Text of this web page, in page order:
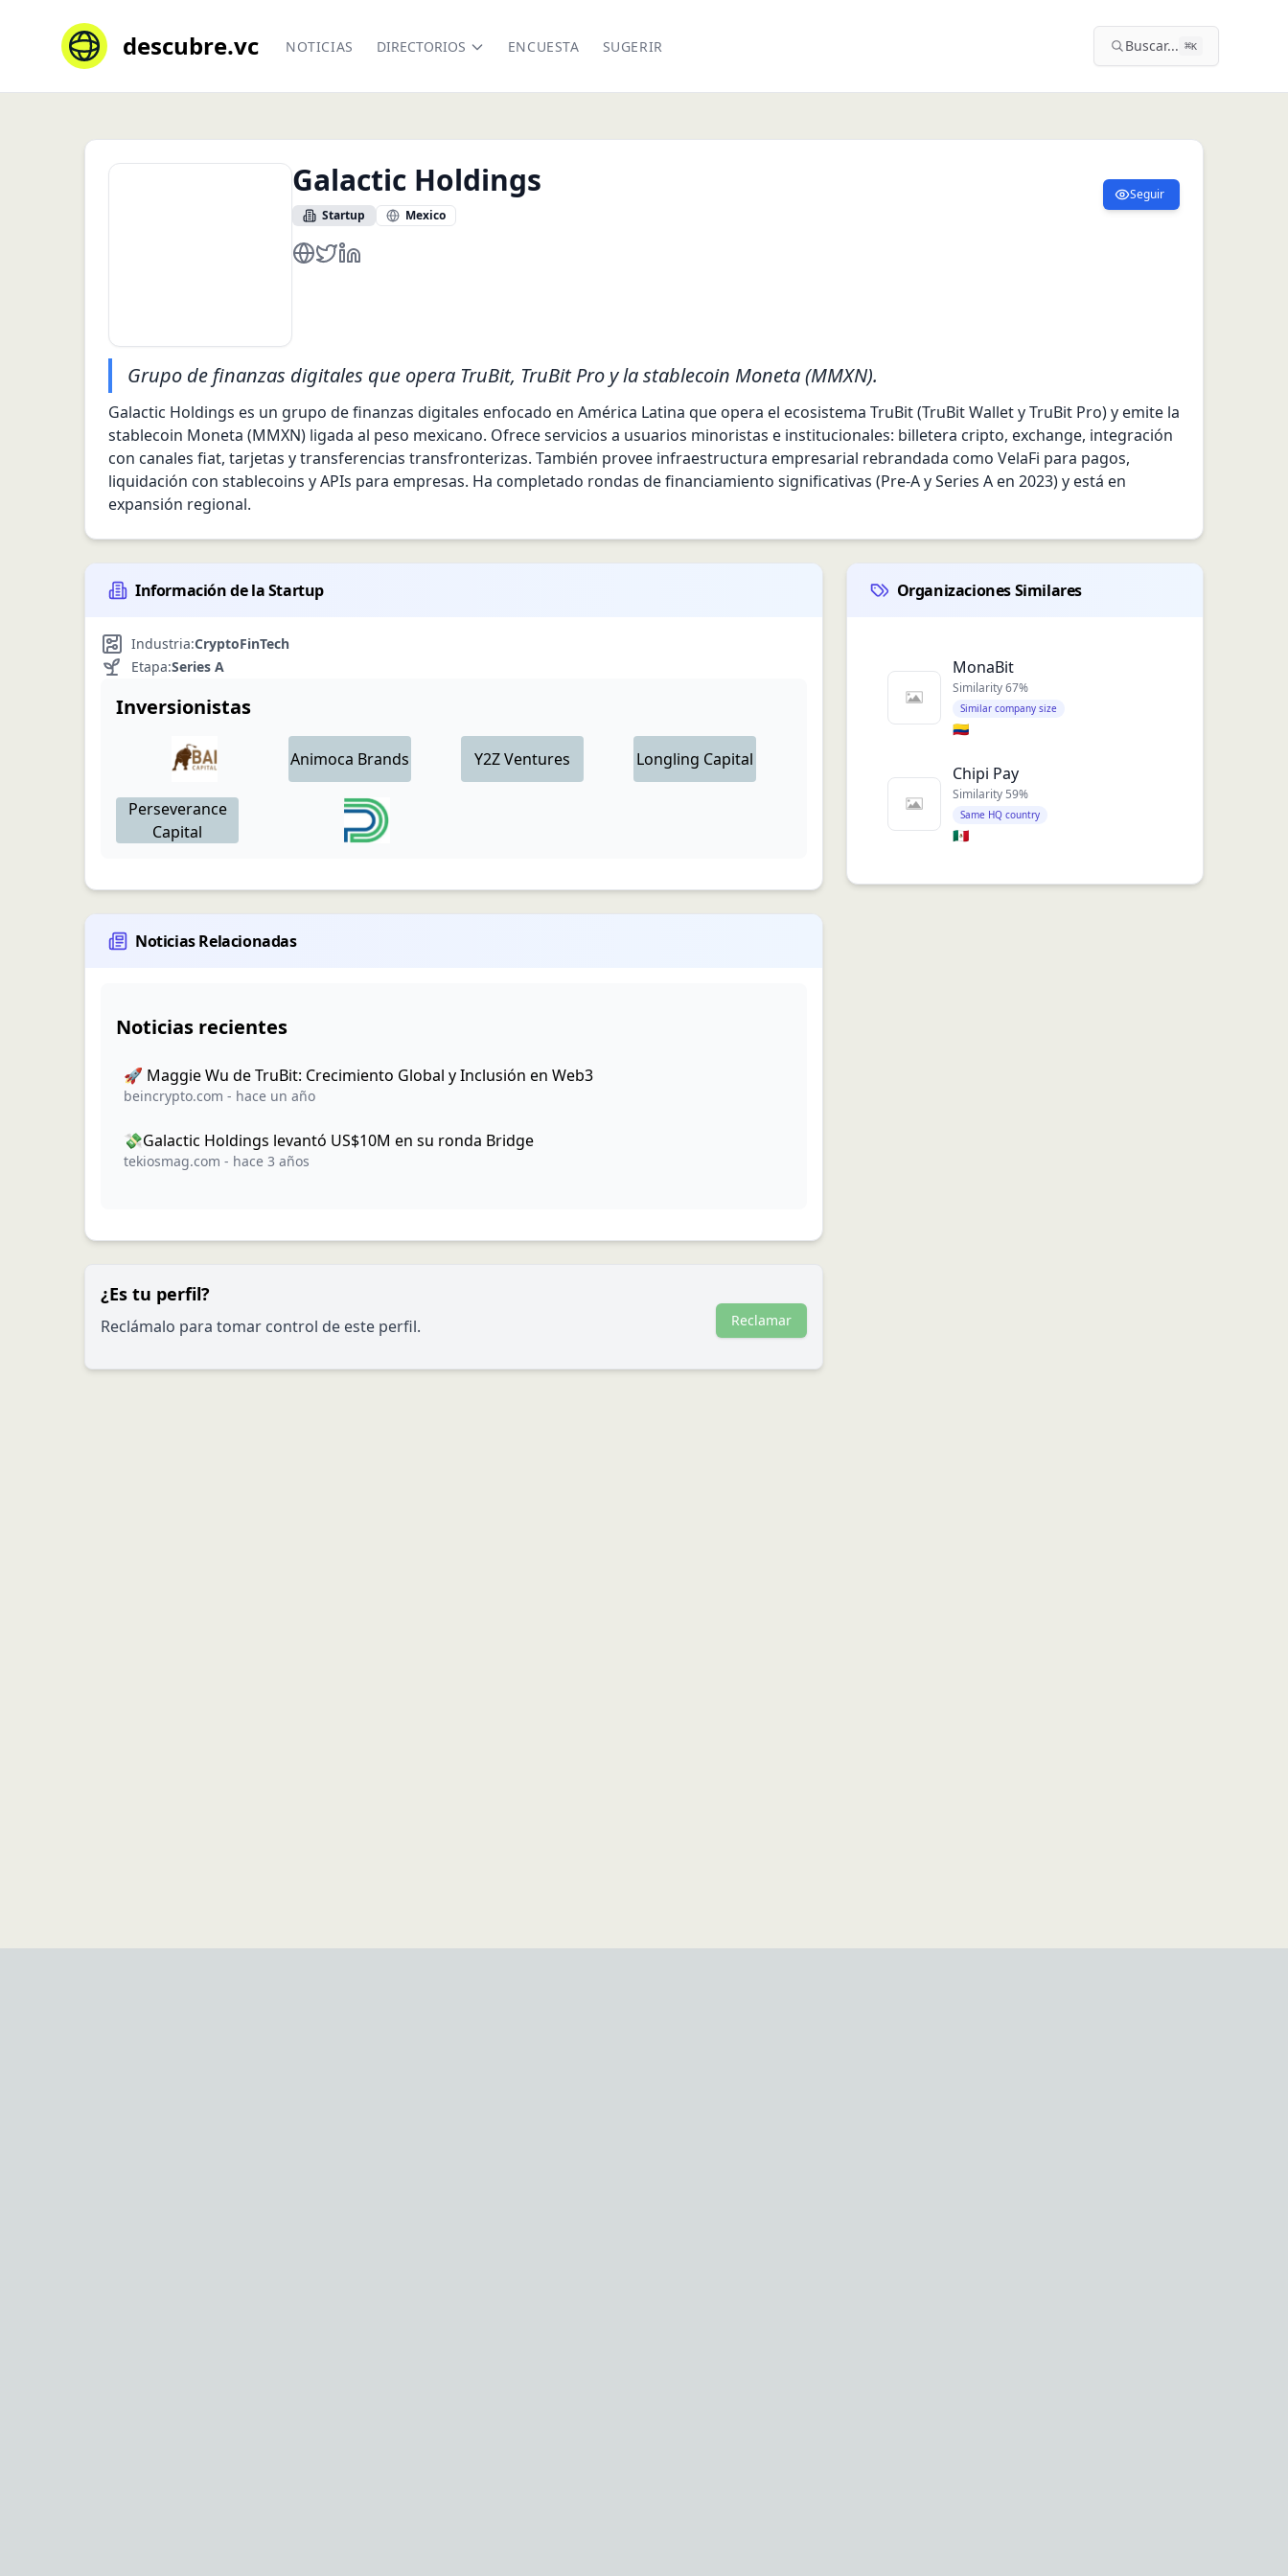
descubre.vc NOTICIAS DIRECTORIOS ENCUESTA SUGERIR Buscar... ⌘K
Galactic Holdings
Startup Mexico
Seguir
https://galacticblock.com/
https://twitter.com/Galactic_Block
https://www.linkedin.com/company/galacticholdings
Grupo de finanzas digitales que opera TruBit, TruBit Pro y la stablecoin Moneta (MMXN).
Galactic Holdings es un grupo de finanzas digitales enfocado en América Latina que opera el ecosistema TruBit (TruBit Wallet y TruBit Pro) y emite la
stablecoin Moneta (MMXN) ligada al peso mexicano. Ofrece servicios a usuarios minoristas e institucionales: billetera cripto, exchange, integración
con canales fiat, tarjetas y transferencias transfronterizas. También provee infraestructura empresarial rebrandada como VelaFi para pagos,
liquidación con stablecoins y APIs para empresas. Ha completado rondas de financiamiento significativas (Pre‑A y Series A en 2023) y está en
expansión regional.
Información de la Startup
Industria:CryptoFinTech
Etapa:Series A
Inversionistas
Animoca Brands Y2Z Ventures Longling Capital
Perseverance
Capital
Noticias Relacionadas
Noticias recientes
🚀 Maggie Wu de TruBit: Crecimiento Global y Inclusión en Web3
beincrypto.com - hace un año
💸Galactic Holdings levantó US$10M en su ronda Bridge
tekiosmag.com - hace 3 años
¿Es tu perfil?
Reclámalo para tomar control de este perfil. Reclamar
Organizaciones Similares
MonaBit
Similarity67%
Similar company size
🇨🇴
Chipi Pay
Similarity 59%
Same HQ country
🇲🇽